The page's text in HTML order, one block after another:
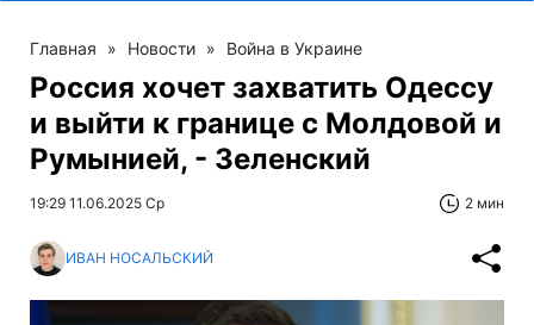
Главная » Новости » Война в Украине
Россия хочет захватить Одессу
и выйти к границе с Молдовой и
Румынией, - Зеленский
19:29 11.06.2025 Ср 2 мин
ИВАН НОСАЛЬСКИЙ